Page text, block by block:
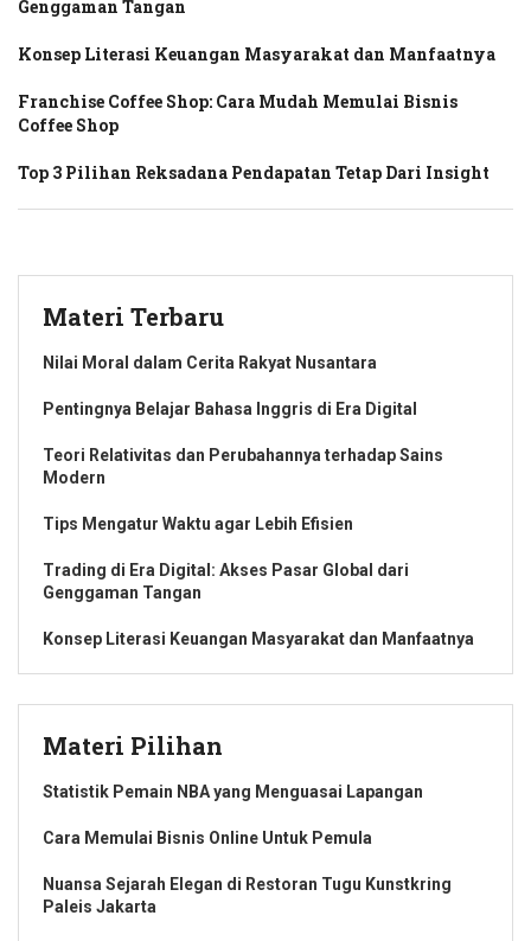
Genggaman Tangan
Konsep Literasi Keuangan Masyarakat dan Manfaatnya
Franchise Coffee Shop: Cara Mudah Memulai Bisnis
Coffee Shop
Top 3 Pilihan Reksadana Pendapatan Tetap Dari Insight
Materi Terbaru
Nilai Moral dalam Cerita Rakyat Nusantara
Pentingnya Belajar Bahasa Inggris di Era Digital
Teori Relativitas dan Perubahannya terhadap Sains
Modern
Tips Mengatur Waktu agar Lebih Efisien
Trading di Era Digital: Akses Pasar Global dari
Genggaman Tangan
Konsep Literasi Keuangan Masyarakat dan Manfaatnya
Materi Pilihan
Statistik Pemain NBA yang Menguasai Lapangan
Cara Memulai Bisnis Online Untuk Pemula
Nuansa Sejarah Elegan di Restoran Tugu Kunstkring
Paleis Jakarta